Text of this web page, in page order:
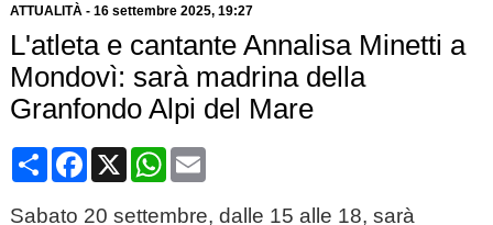
ATTUALITÀ- 16 settembre 2025, 19:27
L'atleta e cantante Annalisa Minetti a
Mondovì: sarà madrina della
Granfondo Alpi del Mare
CondividiFacebook
X WhatsApp
Email
Sabato 20 settembre, dalle 15 alle 18, sarà